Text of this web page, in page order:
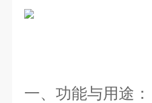
一、功能与用途：